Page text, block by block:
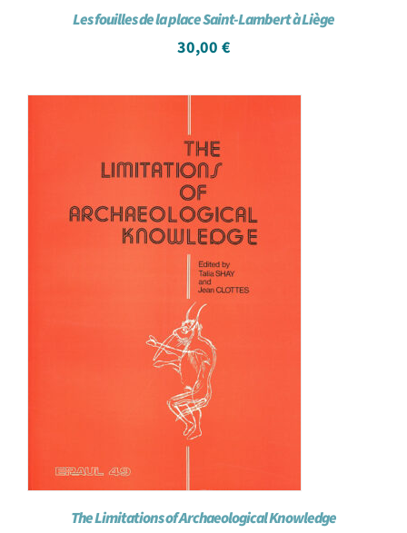
Les fouilles de la place Saint-Lambert à Liège
30,00 €
The Limitations of Archaeological Knowledge